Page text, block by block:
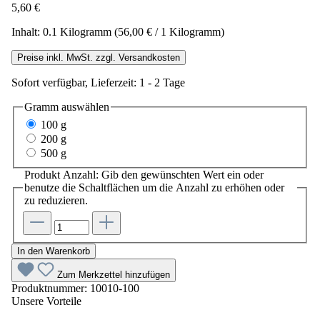
5,60 €
Inhalt: 0.1 Kilogramm (56,00 € / 1 Kilogramm)
Preise inkl. MwSt. zzgl. Versandkosten
Sofort verfügbar, Lieferzeit: 1 - 2 Tage
Gramm auswählen
100 g
200 g
500 g
Produkt Anzahl: Gib den gewünschten Wert ein oder
benutze die Schaltflächen um die Anzahl zu erhöhen oder
zu reduzieren.
In den Warenkorb
Zum Merkzettel hinzufügen
Produktnummer: 10010-100
Unsere Vorteile